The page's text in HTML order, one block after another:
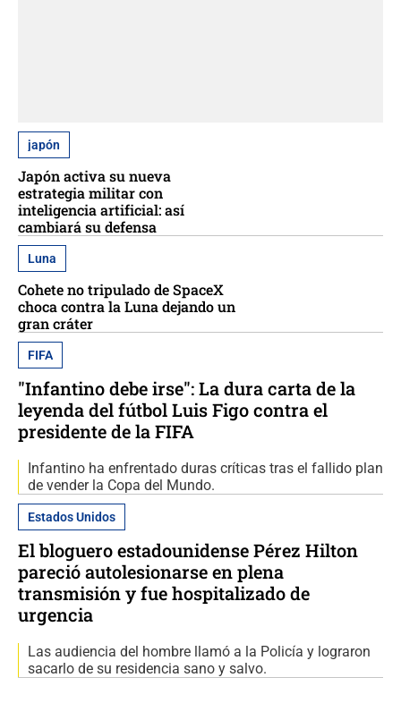
japón
Japón activa su nueva
estrategia militar con
inteligencia artificial: así
cambiará su defensa
Luna
Cohete no tripulado de SpaceX
choca contra la Luna dejando un
gran cráter
FIFA
"Infantino debe irse": La dura carta de la
leyenda del fútbol Luis Figo contra el
presidente de la FIFA
Infantino ha enfrentado duras críticas tras el fallido plan
de vender la Copa del Mundo.
Estados Unidos
El bloguero estadounidense Pérez Hilton
pareció autolesionarse en plena
transmisión y fue hospitalizado de
urgencia
Las audiencia del hombre llamó a la Policía y lograron
sacarlo de su residencia sano y salvo.